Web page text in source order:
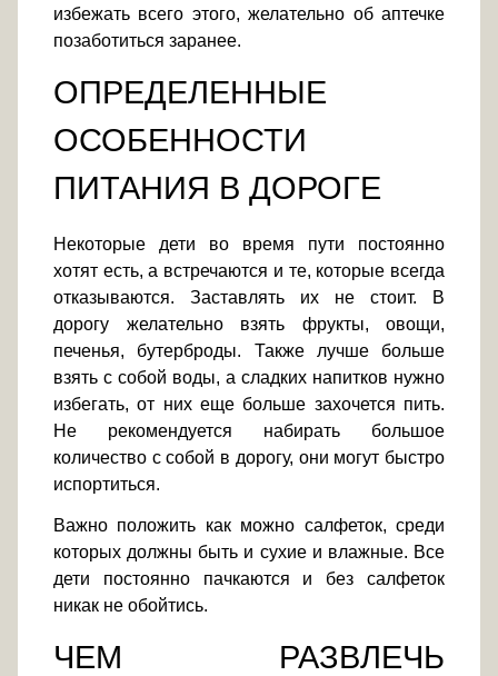
избежать всего этого, желательно об аптечке
позаботиться заранее.
ОПРЕДЕЛЕННЫЕ
ОСОБЕННОСТИ
ПИТАНИЯ В ДОРОГЕ
Некоторые дети во время пути постоянно
хотят есть, а встречаются и те, которые всегда
отказываются. Заставлять их не стоит. В
дорогу желательно взять фрукты, овощи,
печенья, бутерброды. Также лучше больше
взять с собой воды, а сладких напитков нужно
избегать, от них еще больше захочется пить.
Не рекомендуется набирать большое
количество с собой в дорогу, они могут быстро
испортиться.
Важно положить как можно салфеток, среди
которых должны быть и сухие и влажные. Все
дети постоянно пачкаются и без салфеток
никак не обойтись.
ЧЕМ РАЗВЛЕЧЬ